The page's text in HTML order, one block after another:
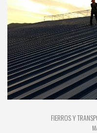
FIERROS Y